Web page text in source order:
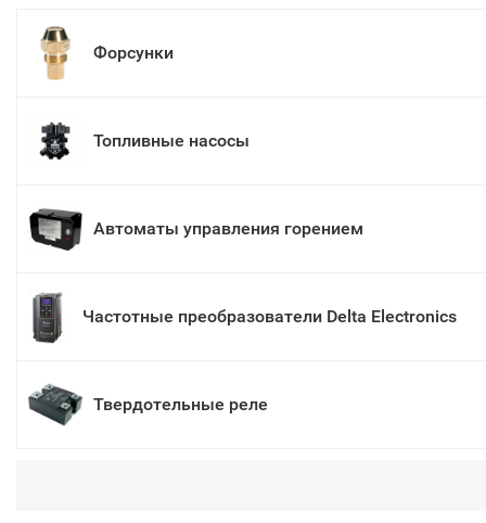
Форсунки
Топливные насосы
Автоматы управления горением
Частотные преобразователи Delta Electronics
Твердотельные реле